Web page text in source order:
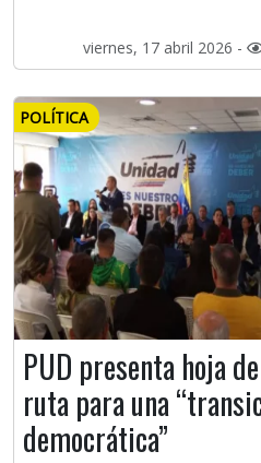
viernes, 17 abril 2026 -
POLÍTICA
PUD presenta hoja de
ruta para una
democrática”